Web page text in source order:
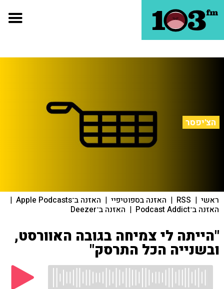
הצ'יפסר
ראשי |
RSS
| האזנה בספוטיפיי | האזנה ב־Apple Podcasts |
האזנה ב־Podcast Addict | האזנה ב־Deezer
"הייתה לי צמיחה בגובה האוורסט,
ובשנייה הכל התרסק"